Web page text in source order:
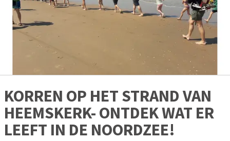
KORREN OP HET STRAND VAN
HEEMSKERK- ONTDEK WAT ER
LEEFT IN DE NOORDZEE!